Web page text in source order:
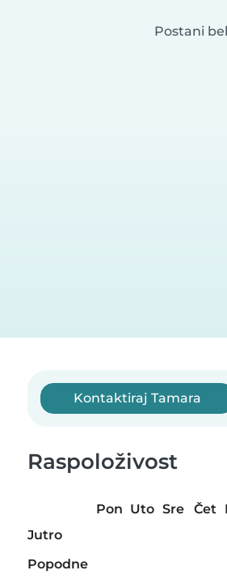
Postani
Kontaktiraj Tamara
Raspoloživost
Pon Uto Sre Čet
Jutro
Popodne